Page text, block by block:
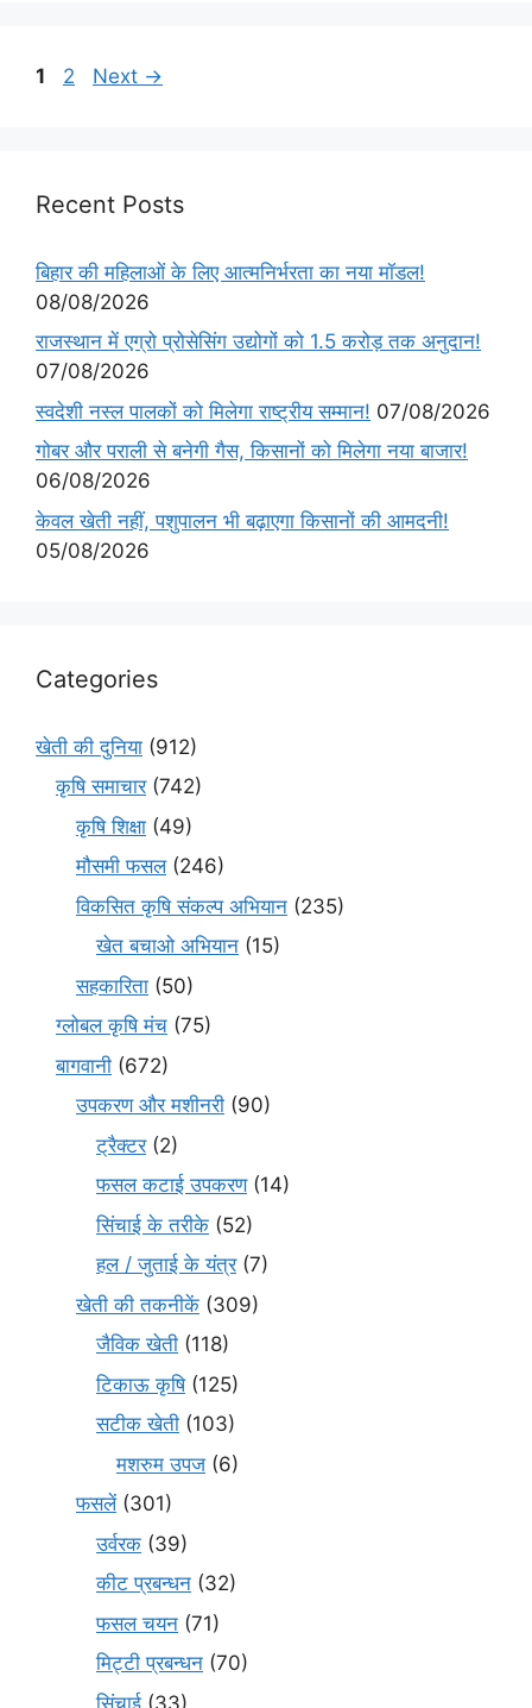
1 2 Next →
Recent Posts
बिहार की महिलाओं के लिए आत्मनिर्भरता का नया मॉडल!
08/08/2026
राजस्थान में एग्रो प्रोसेसिंग उद्योगों को 1.5 करोड़ तक अनुदान!
07/08/2026
स्वदेशी नस्ल पालकों को मिलेगा राष्ट्रीय सम्मान! 07/08/2026
गोबर और पराली से बनेगी गैस, किसानों को मिलेगा नया बाजार!
06/08/2026
केवल खेती नहीं, पशुपालन भी बढ़ाएगा किसानों की आमदनी!
05/08/2026
Categories
खेती की दुनिया (912)
कृषि समाचार(742)
कृषि शिक्षा (49)
मौसमी फसल(246)
विकसित कृषि संकल्प अभियान (235)
खेत बचाओ अभियान (15)
सहकारिता (50)
ग्लोबल कृषि मंच (75)
बागवानी (672)
उपकरण और मशीनरी (90)
ट्रैक्टर(2)
फसल कटाई उपकरण(14)
सिंचाई के तरीके (52)
हल / जुताई के यंत्र(7)
खेती की तकनीकें (309)
जैविक खेती (118)
टिकाऊ कृषि(125)
सटीक खेती (103)
मशरुम उपज (6)
फसलें(301)
उर्वरक (39)
कीट प्रबन्धन (32)
फसल चयन (71)
मि‌ट्टी प्रबन्धन (70)
सिंचाई (33)